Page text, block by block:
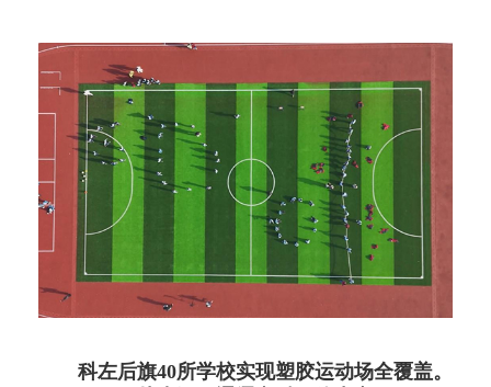
科左后旗40所学校实现塑胶运动场全覆盖。